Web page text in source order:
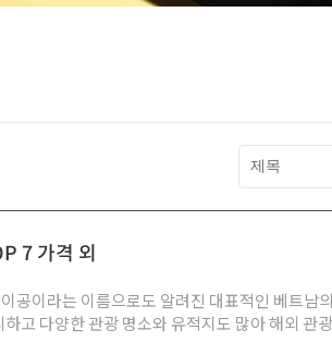
7 가격 외
공이라는 이름으로도 알려진 대표적인 베트남
고 다양한 관광 명소와 유적지도 많아 해외 관